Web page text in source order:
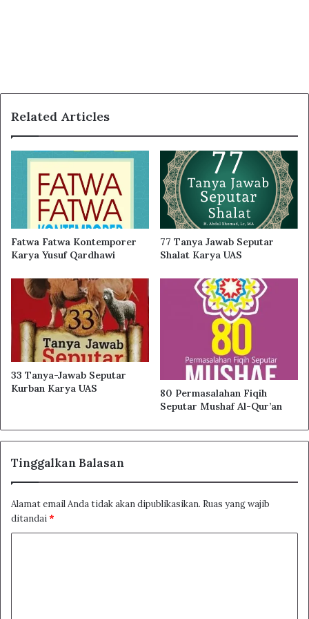
Related Articles
Fatwa Fatwa Kontemporer
Karya Yusuf Qardhawi
77 Tanya Jawab Seputar
Shalat Karya UAS
33 Tanya-Jawab Seputar
Kurban Karya UAS
80 Permasalahan Fiqih
Seputar Mushaf Al-Qur’an
Tinggalkan Balasan
Alamat email Anda tidak akan dipublikasikan. Ruas yang wajib
ditandai*